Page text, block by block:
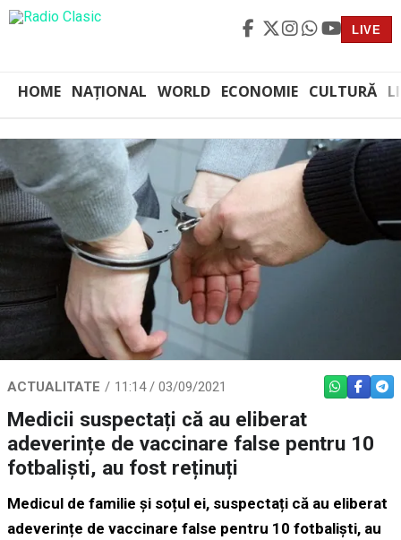
LIVE
HOME NAȚIONAL WORLD ECONOMIE CULTURĂ
ACTUALITATE 11:14 / 03/09/2021 WHATSAPP
Medicii suspectați că au eliberat
adeverințe de vaccinare false pentru 10
fotbaliști, au fost reținuți
Medicul de familie și soțul ei, suspectați că au eliberat
adeverințe de vaccinare false pentru 10 fotbaliști, au